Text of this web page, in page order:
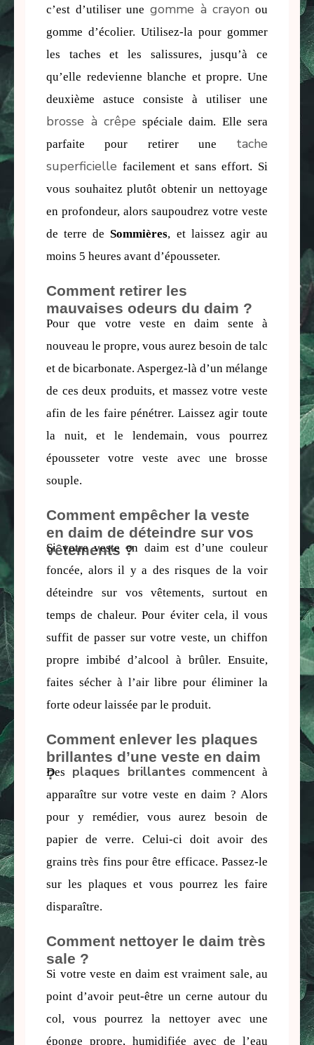
c’est d’utiliser une gomme à crayon ou
gomme d’écolier. Utilisez-la pour gommer
les taches et les salissures, jusqu’à ce
qu’elle redevienne blanche et propre. Une
brosse à crêpe spéciale daim. Elle sera
parfaite pour retirer une tache
superficielle facilement et sans effort. Si
vous souhaitez plutôt obtenir un nettoyage
en profondeur, alors saupoudrez votre veste
de terre de Sommières, et laissez agir au
moins 5 heures avant d’épousseter.
Comment retirer les
mauvaises odeurs du daim ?
Pour que votre veste en daim sente à
nouveau le propre, vous aurez besoin de talc
et de bicarbonate. Aspergez-là d’un mélange
de ces deux produits, et massez votre veste
afin de les faire pénétrer. Laissez agir toute
la nuit, et le lendemain, vous pourrez
épousseter votre veste avec une brosse
souple.
Comment empêcher la veste
en daim de déteindre sur vos
vêtements ?
Si votre veste en daim est d’une couleur
foncée, alors il y a des risques de la voir
déteindre sur vos vêtements, surtout en
temps de chaleur. Pour éviter cela, il vous
suffit de passer sur votre veste, un chiffon
propre imbibé d’alcool à brûler. Ensuite,
faites sécher à l’air libre pour éliminer la
forte odeur laissée par le produit.
Comment enlever les plaques
brillantes d’une veste en daim
?
Des plaques brillantes commencent à
apparaître sur votre veste en daim ? Alors
pour y remédier, vous aurez besoin de
papier de verre. Celui-ci doit avoir des
grains très fins pour être efficace. Passez-le
sur les plaques et vous pourrez les faire
disparaître.
Comment nettoyer le daim très
sale ?
Si votre veste en daim est vraiment sale, au
point d’avoir peut-être un cerne autour du
col, vous pourrez la nettoyer avec une
éponge propre, humidifiée avec de l’eau